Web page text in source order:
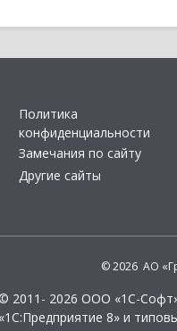
Политика
конфиденциальности
Замечания по сайту
Другие сайты
© 2026 АО
2011- 2026 ООО «1С-
«1С:Предприятие 8» и